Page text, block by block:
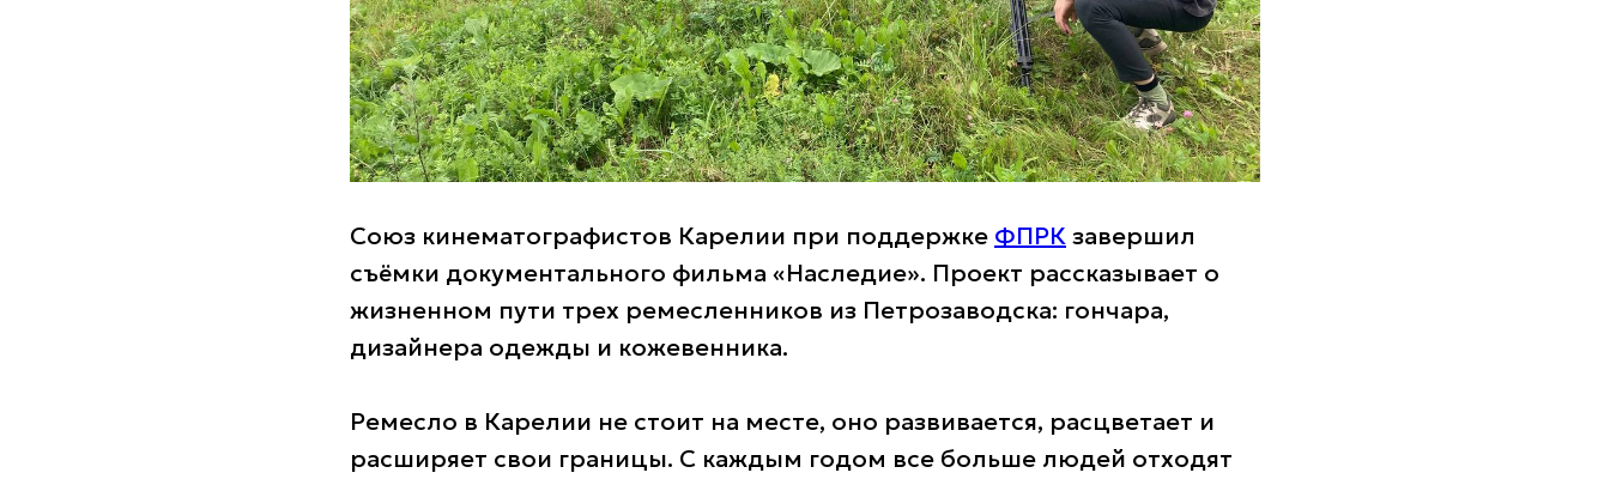
Союз кинематографистов Карелии при поддержке ФПРКзавершил
съёмки документального фильма «Наследие». Проект рассказывает о
жизненном пути трех ремесленников из Петрозаводска: гончара,
дизайнера одежды и кожевенника.
Ремесло в Карелии не стоит на месте, оно развивается, расцветает и
расширяет свои границы. С каждым годом все больше людей отходят